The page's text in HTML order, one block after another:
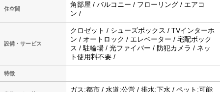
住空間
角部屋 / バルコニー / フローリング / エアコ
ン /
設備・サービス
クロゼット / シューズボックス / TVインターホ
ン / オートロック / エレベーター / 宅配ボック
ス / 駐輪場 / 光ファイバー / 防犯カメラ / ネッ
ト使用料不要 /
特徴
ガス:都市 / 水道:公営 / 排水:下水 / ペット:可能